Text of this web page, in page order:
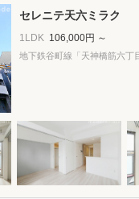
セレニテ天六ミラク
1LDK 106,000円 ～
地下鉄谷町線「天神橋筋六丁